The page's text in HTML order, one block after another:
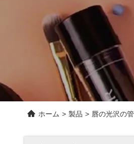
ホーム > 製品 > 唇の光沢の管